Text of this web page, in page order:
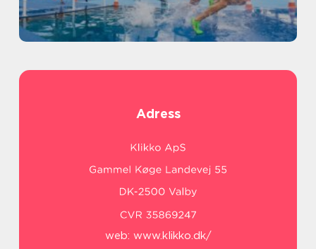
Adress
web: www.klikko.dk/